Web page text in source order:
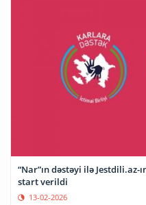
“Nar”ın dəstəyi ilə
start verildi
13-02-2026